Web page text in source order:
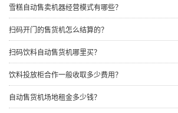
雪糕自动售卖机器经营模式有哪些？
扫码开门的售货机怎么结算的？
扫码饮料自动售货机哪里买？
饮料投放柜合作一般收取多少费用？
自动售货机场地租金多少钱？